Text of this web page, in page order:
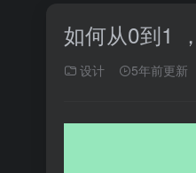
如何从0到1
设计 5年前更新